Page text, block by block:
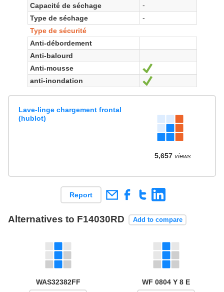
Capacité de séchage
-
Type de séchage
-
Type de sécurité
Anti-débordement
Anti-balourd
Anti-mousse
Ja
anti-inondation
Lave-linge chargement frontal
(hublot)
5,657views
Report
Alternatives to F14030RD Add to compare
WAS32382FF WF 0804 Y 8 E